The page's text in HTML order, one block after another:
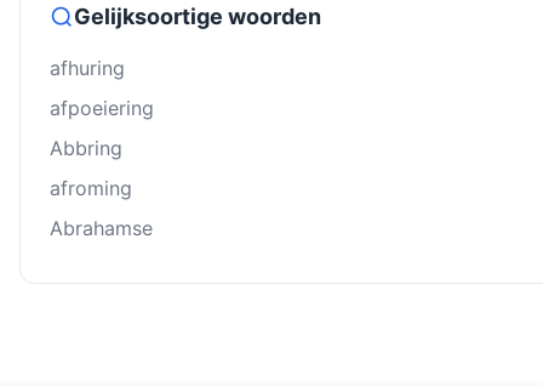
Gelijksoortige woorden
afhuring
afpoeiering
Abbring
afroming
Abrahamse